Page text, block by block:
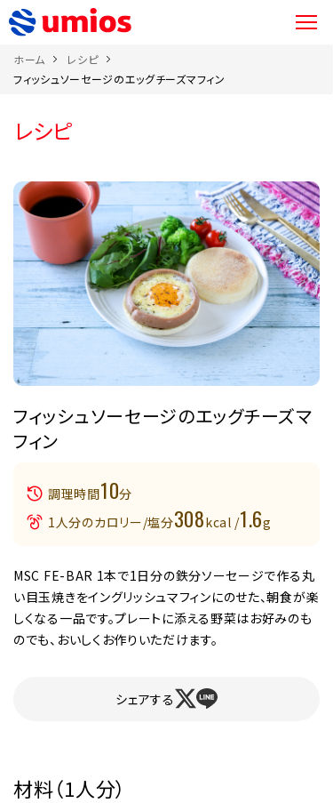
ホーム
レシピ
フィッシュソーセージのエッグチーズマフィン
レシピ
フィッシュソーセージのエッグチーズマ
フィン
調理時間10分
1人分のカロリー/塩分308kcal /1.6g
MSC FE-BAR 1本で1日分の鉄分ソーセージで作る丸
い目玉焼きをイングリッシュマフィンにのせた、朝食が楽
しくなる一品です。プレートに添える野菜はお好みのも
のでも、おいしくお作りいただけます。
シェアする
材料（1人分）